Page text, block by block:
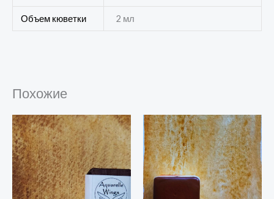
Объем кюветки 2 мл
Похожие